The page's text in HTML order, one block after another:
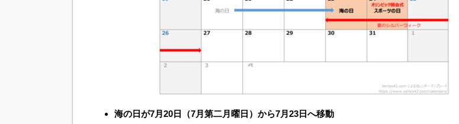
海の日が7月20日（7月第二月曜日）から7月23日へ移動